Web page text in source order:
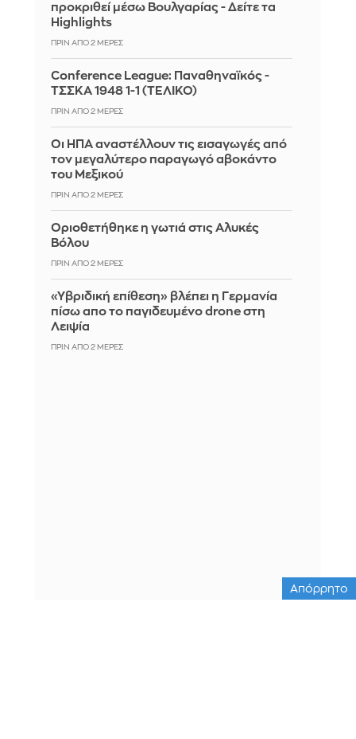
προκριθεί μέσω Βουλγαρίας - Δείτε τα
Highlights
ΠΡΙΝ ΑΠΌ 2 ΜΈΡΕΣ
Conference League: Παναθηναϊκός -
ΤΣΣΚΑ 1948 1-1 (ΤΕΛΙΚΟ)
ΠΡΙΝ ΑΠΌ 2 ΜΈΡΕΣ
Οι ΗΠΑ αναστέλλουν τις εισαγωγές από
τον μεγαλύτερο παραγωγό αβοκάντο
του Μεξικού
ΠΡΙΝ ΑΠΌ 2 ΜΈΡΕΣ
Οριοθετήθηκε η γωτιά στις Αλυκές
Βόλου
ΠΡΙΝ ΑΠΌ 2 ΜΈΡΕΣ
«Υβριδική επίθεση» βλέπει η Γερμανία
πίσω απο το παγιδευμένο drone στη
Λειψία
ΠΡΙΝ ΑΠΌ 2 ΜΈΡΕΣ
Απόρρητο